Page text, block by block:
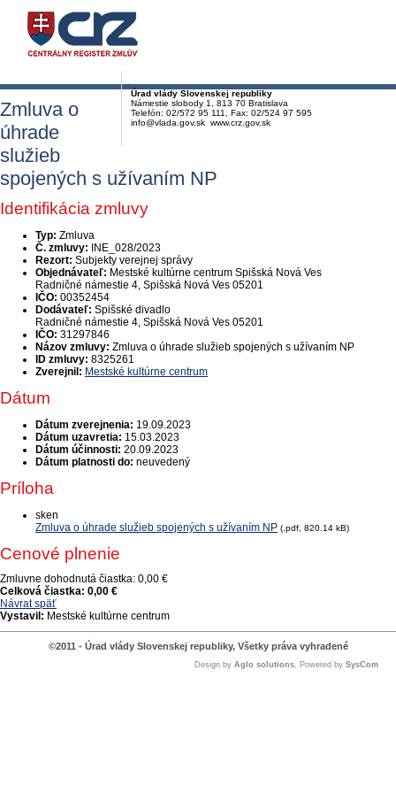
Úrad vlády Slovenskej republiky
Námestie slobody 1, 813 70 Bratislava
Telefón: 02/572 95 111, Fax: 02/524 97 595
info@vlada.gov.sk www.crz.gov.sk
Zmluva o
úhrade
služieb
spojených s užívaním NP
Identifikácia zmluvy
Typ: Zmluva
Č. zmluvy:
INE_028/2023
Rezort: Subjekty verejnej správy
Objednávateľ: Mestské kultúrne centrum Spišská Nová Ves
Radničné námestie 4, Spišská Nová Ves 05201
IČO: 00352454
Dodávateľ: Spišské divadlo
Radničné námestie 4, Spišská Nová Ves 05201
IČO: 31297846
Názov zmluvy: Zmluva o úhrade služieb spojených s užívaním NP
ID zmluvy: 8325261
Zverejnil: Mestské kultúrne centrum
Dátum
Dátum zverejnenia: 19.09.2023
Dátum uzavretia: 15.03.2023
Dátum účinnosti: 20.09.2023
Dátum platnosti do: neuvedený
Príloha
sken
Zmluva o úhrade služieb spojených s užívaním NP (.pdf, 820.14 kB)
Cenové plnenie
Zmluvne dohodnutá čiastka: 0,00 €
Celková čiastka: 0,00 €
Návrat späť
Vystavil: Mestské kultúrne centrum
©2011 - Úrad vlády Slovenskej republiky, Všetky práva vyhradené
Design by Aglo solutions, Powered by SysCom